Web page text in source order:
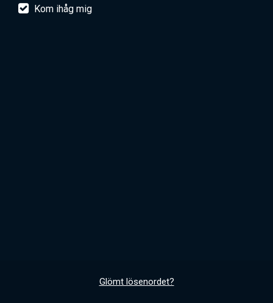
Kom ihåg mig
Glömt lösenordet?